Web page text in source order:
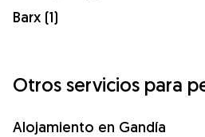
Barx (1)
Otros servicios para
Alojamiento en Gandía